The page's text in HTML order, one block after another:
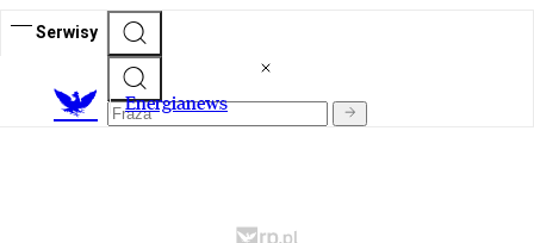
Serwisy
Energianews